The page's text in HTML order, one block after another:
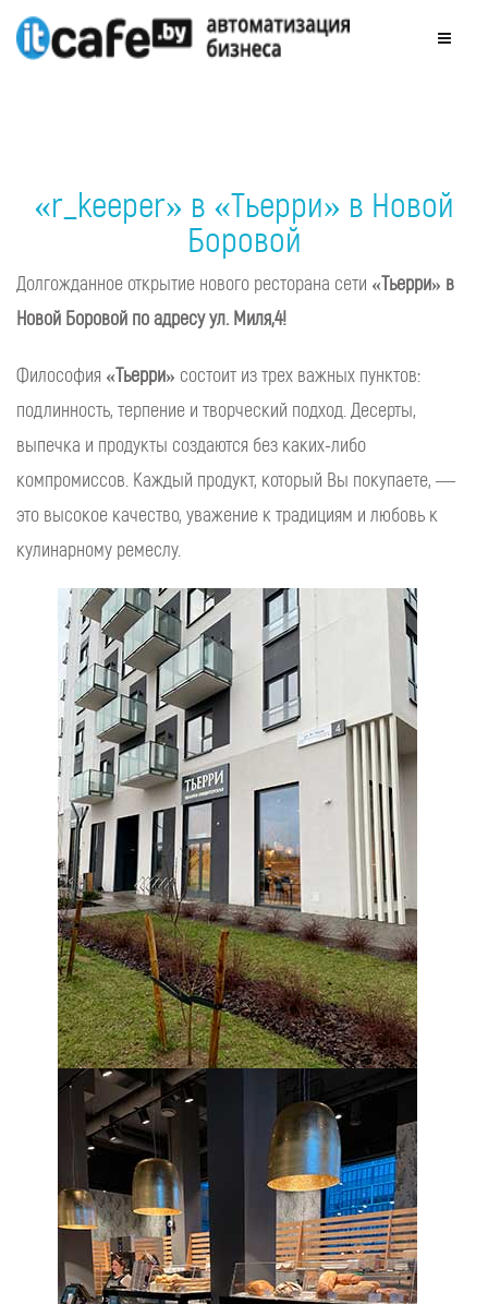
«r_keeper» в «Тьерри» в Новой
Боровой
Долгожданное открытие нового ресторана сети «Тьерри» в
Новой Боровой по адресу ул. Миля,4!
Философия «Тьерри» состоит из трех важных пунктов:
подлинность, терпение и творческий подход. Десерты,
выпечка и продукты создаются без каких-либо
компромиссов. Каждый продукт, который Вы покупаете, —
это высокое качество, уважение к традициям и любовь к
кулинарному ремеслу.